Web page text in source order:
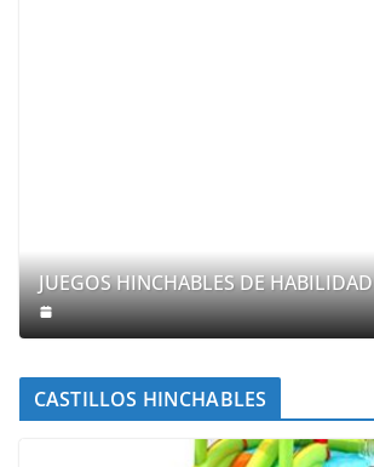
JUEGOS HINCHABLES DE HABILIDAD
CASTILLOS HINCHABLES